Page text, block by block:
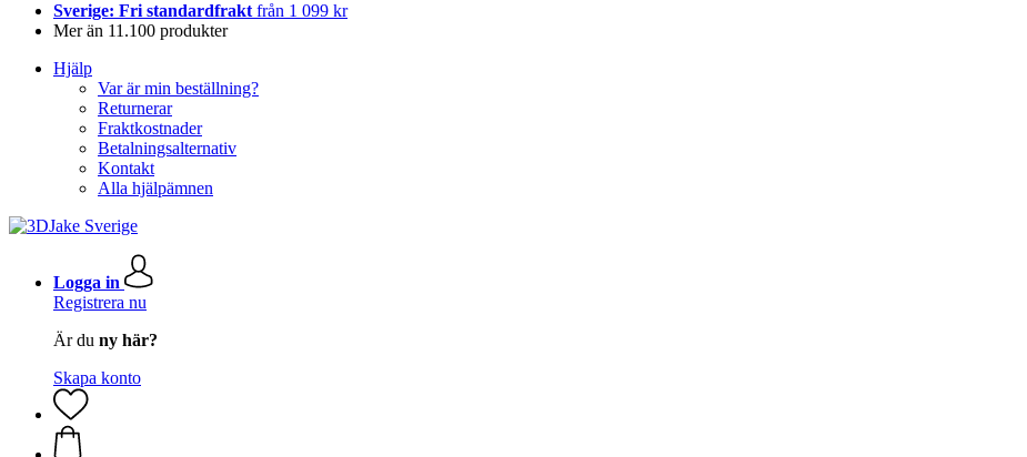
Sverige: Fri standardfrakt från 1 099 kr
Mer än 11.100 produkter
Hjälp
Var är min beställning?
Returnerar
Fraktkostnader
Betalningsalternativ
Kontakt
Alla hjälpämnen
Logga in
Registrera nu
Är du ny här?
Skapa konto